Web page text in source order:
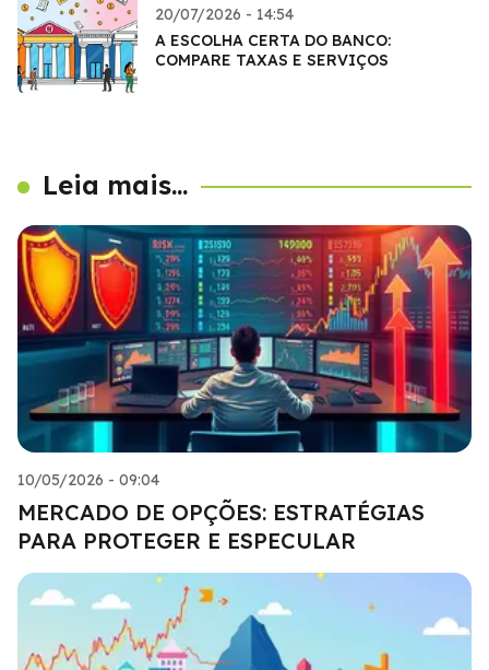
20/07/2026 - 14:54
A ESCOLHA CERTA DO BANCO:
COMPARE TAXAS E SERVIÇOS
Leia mais...
10/05/2026 - 09:04
MERCADO DE OPÇÕES: ESTRATÉGIAS
PARA PROTEGER E ESPECULAR